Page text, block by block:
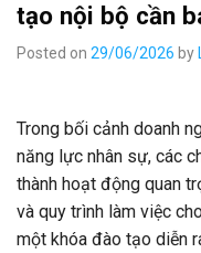
tạo nội bộ cần
Posted on 29/06/2026 by
Trong bối cảnh doanh
năng lực nhân sự, các
thành hoạt động quan
và quy trình làm việc
một khóa đào tạo diễn